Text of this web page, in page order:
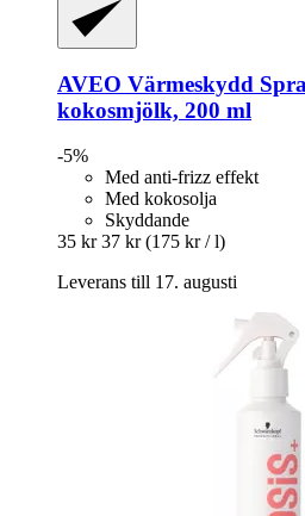
AVEO Värmeskydd
kokosmjölk, 200 ml
-5%
Med anti-frizz effekt
Med kokosolja
Skyddande
35 kr 37 kr (175 kr / l)
Leverans till 17. augusti